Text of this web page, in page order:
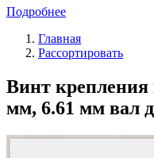
Подробнее
Главная
Рассортировать
Винт крепления
мм, 6.61 мм вал